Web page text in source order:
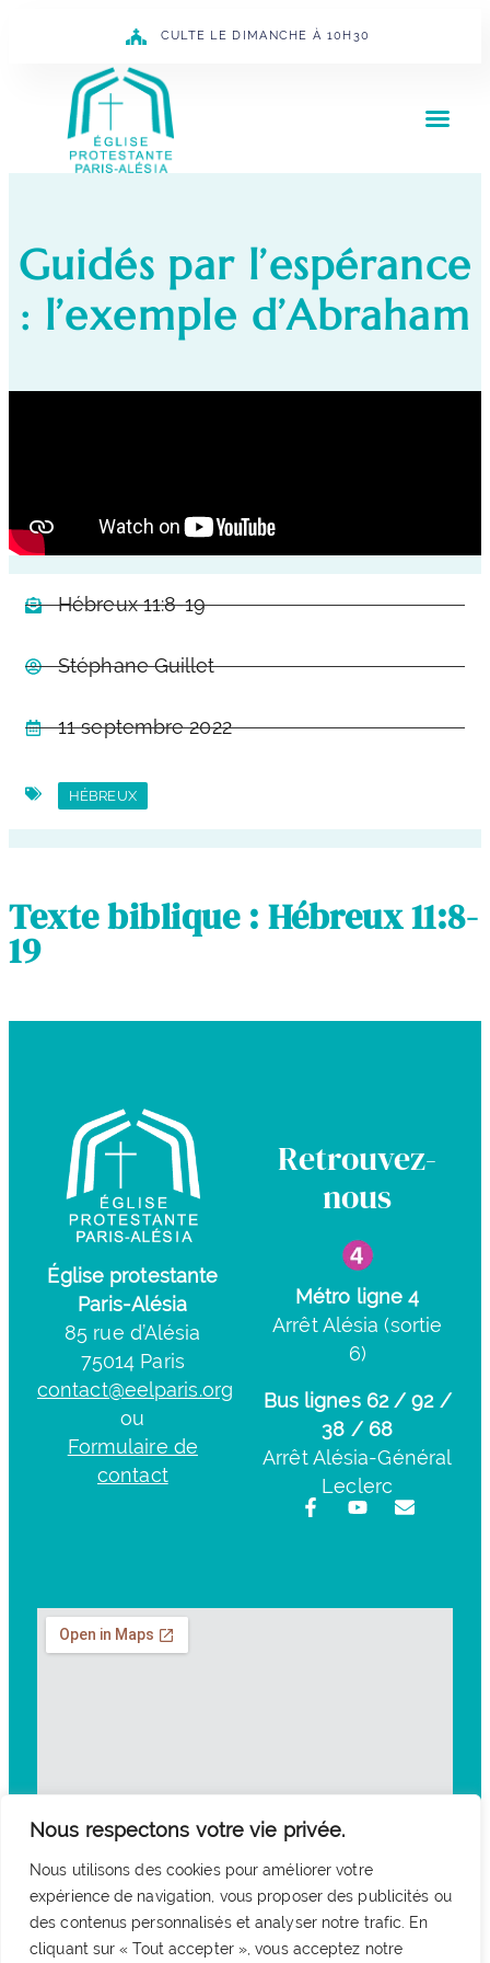
Nous respectons votre vie privée.
Nous utilisons des cookies pour améliorer votre
expérience de navigation, vous proposer des publicités ou
des contenus personnalisés et analyser notre trafic. En
cliquant sur « Tout accepter », vous acceptez notre
CULTE LE DIMANCHE À 10H30
Guidés par l’espérance
: l’exemple d’Abraham
Hébreux 11:8-19
Stéphane Guillet
11 septembre 2022
HÉBREUX
Texte biblique : Hébreux 11:8-
19
Église protestante
Paris-Alésia
85 rue d’Alésia
75014 Paris
contact@eelparis.org
ou
Formulaire de
contact
Retrouvez-
nous
Métro ligne 4
Arrêt Alésia (sortie
6)
Bus lignes 62 / 92 /
38 / 68
Arrêt Alésia-Général
Leclerc